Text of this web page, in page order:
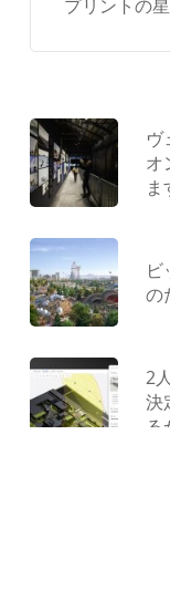
プリントの
ヴ
オ
ま
の
2
決
る